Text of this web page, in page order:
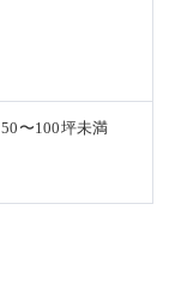
50〜100坪未満